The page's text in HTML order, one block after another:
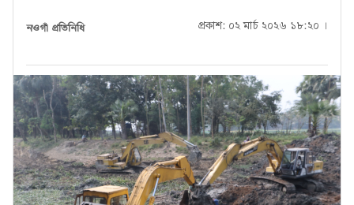
নওগাঁ প্রতিনিধি প্রকাশ: ০২ মার্চ ২০২৬ ১৮:২০ ।